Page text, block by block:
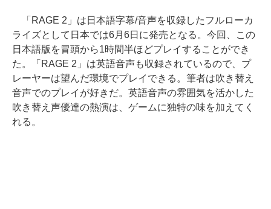
「RAGE 2」は日本語字幕/音声を収録したフルローカ
ライズとして日本では6月6日に発売となる。今回、この
日本語版を冒頭から1時間半ほどプレイすることができ
た。「RAGE 2」は英語音声も収録されているので、プ
レーヤーは望んだ環境でプレイできる。筆者は吹き替え
音声でのプレイが好きだ。英語音声の雰囲気を活かした
吹き替え声優達の熱演は、ゲームに独特の味を加えてく
れる。